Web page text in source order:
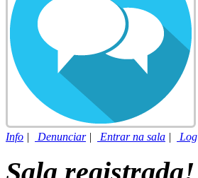
Info | Denunciar| Entrar na sala | Log